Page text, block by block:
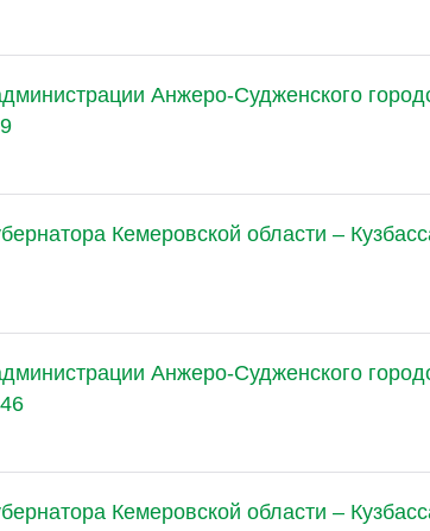
Анжеро-Судженского
Кемеровской области –
Анжеро-Судженского
Кемеровской области –